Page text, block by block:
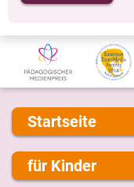
Startseite
Über uns
Presse
für Kinder